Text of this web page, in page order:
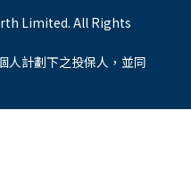
Limited. All Rights
人計劃下之投保人，並同